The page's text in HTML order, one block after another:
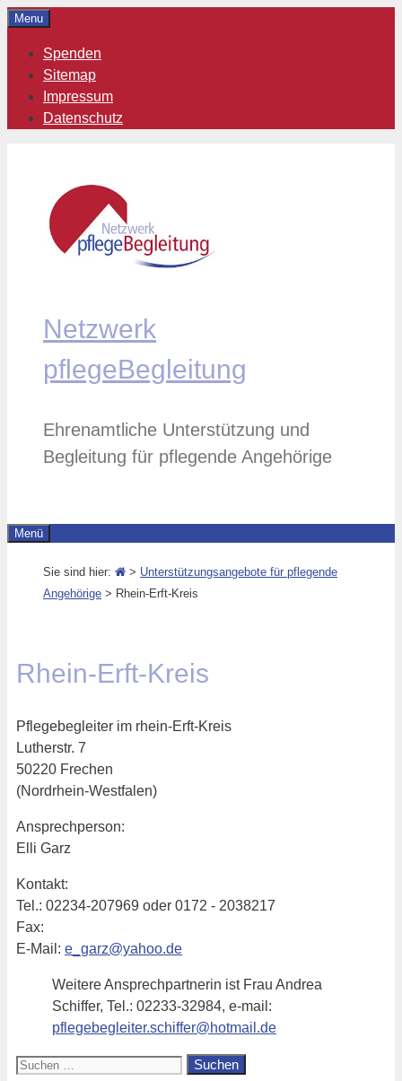
Zum
springen
Menu
Spenden
Sitemap
Impressum
Datenschutz
Netzwerk
pflegeBegleitung
Ehrenamtliche Unterstützung und
Begleitung für pflegende Angehörige
Menü
Sie sind hier: > Unterstützungsangebote für pflegende
Angehörige > Rhein-Erft-Kreis
Rhein-Erft-Kreis
Pflegebegleiter im rhein-Erft-Kreis
Lutherstr. 7
50220 Frechen
(Nordrhein-Westfalen)
Ansprechperson:
Elli Garz
Kontakt:
Tel.: 02234-207969 oder 0172 - 2038217
Fax:
E-Mail: e_garz@yahoo.de
Weitere Ansprechpartnerin ist Frau Andrea
Schiffer, Tel.: 02233-32984, e-mail:
pflegebegleiter.schiffer@hotmail.de
Suchen